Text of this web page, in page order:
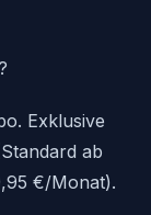
Exklusive
ab
€/Monat).